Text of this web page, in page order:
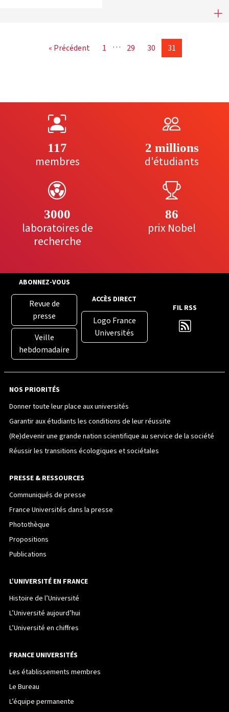
Communiqué commun CPU –
« Précédent 1 … 29 30 31
117
membres
2 millions
d'étudiants
3000
laboratoires de
recherche
86
prix Nobel
ABONNEZ-VOUS
Revue de
presse
Veille
hebdomadaire
ACCÈS DIRECT
Logo France
Universités
FIL RSS
NOS PRIORITÉS
Donner toute leur place aux universités
Garantir aux étudiants les conditions de leur réussite
(Re)devenir une grande nation scientifique au service de la société
Réussir les transitions écologiques et sociétales
PRESSE & RESSOURCES
Communiqués de presse
France Universités dans la presse
Photothèque
Propositions
Publications
L’UNIVERSITÉ EN FRANCE
Histoire de l’Université
L’Université aujourd’hui
L’Université en chiffres
FRANCE UNIVERSITÉS
Les établissements membres
Le Bureau
L’équipe permanente